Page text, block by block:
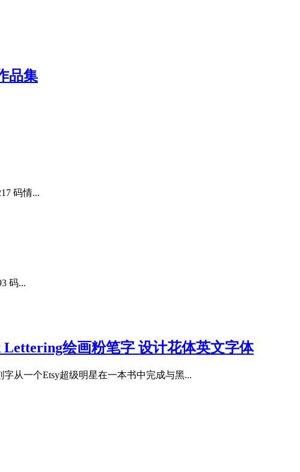
品集
码情...
码...
Lettering绘画粉笔字 设计花体英文字体
从一个Etsy超级明星在一本书中完成与黑...